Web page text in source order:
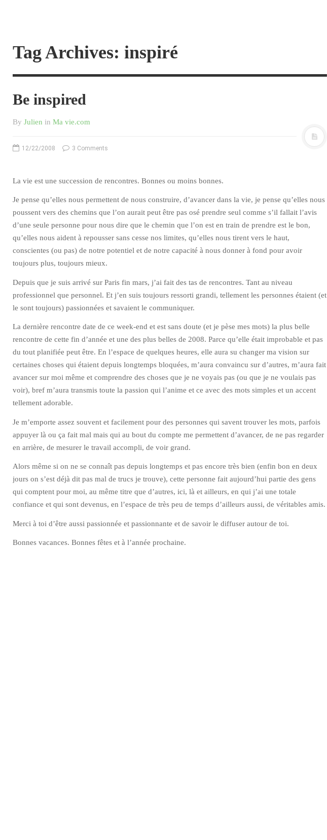
Tag Archives: inspiré
Be inspired
By Julien in Ma vie.com
12/22/2008 3 Comments
La vie est une succession de rencontres. Bonnes ou moins bonnes.
Je pense qu’elles nous permettent de nous construire, d’avancer dans la vie, je pense qu’elles nous
poussent vers des chemins que l’on aurait peut être pas osé prendre seul comme s’il fallait l’avis
d’une seule personne pour nous dire que le chemin que l’on est en train de prendre est le bon,
qu’elles nous aident à repousser sans cesse nos limites, qu’elles nous tirent vers le haut,
conscientes (ou pas) de notre potentiel et de notre capacité à nous donner à fond pour avoir
toujours plus, toujours mieux.
Depuis que je suis arrivé sur Paris fin mars, j’ai fait des tas de rencontres. Tant au niveau
professionnel que personnel. Et j’en suis toujours ressorti grandi, tellement les personnes étaient (et
le sont toujours) passionnées et savaient le communiquer.
La dernière rencontre date de ce week-end et est sans doute (et je pèse mes mots) la plus belle
rencontre de cette fin d’année et une des plus belles de 2008. Parce qu’elle était improbable et pas
du tout planifiée peut être. En l’espace de quelques heures, elle aura su changer ma vision sur
certaines choses qui étaient depuis longtemps bloquées, m’aura convaincu sur d’autres, m’aura fait
avancer sur moi même et comprendre des choses que je ne voyais pas (ou que je ne voulais pas
voir), bref m’aura transmis toute la passion qui l’anime et ce avec des mots simples et un accent
tellement adorable.
Je m’emporte assez souvent et facilement pour des personnes qui savent trouver les mots, parfois
appuyer là ou ça fait mal mais qui au bout du compte me permettent d’avancer, de ne pas regarder
en arrière, de mesurer le travail accompli, de voir grand.
Alors même si on ne se connaît pas depuis longtemps et pas encore très bien (enfin bon en deux
jours on s’est déjà dit pas mal de trucs je trouve), cette personne fait aujourd’hui partie des gens
qui comptent pour moi, au même titre que d’autres, ici, là et ailleurs, en qui j’ai une totale
confiance et qui sont devenus, en l’espace de très peu de temps d’ailleurs aussi, de véritables amis.
Merci à toi d’être aussi passionnée et passionnante et de savoir le diffuser autour de toi.
Bonnes vacances. Bonnes fêtes et à l’année prochaine.